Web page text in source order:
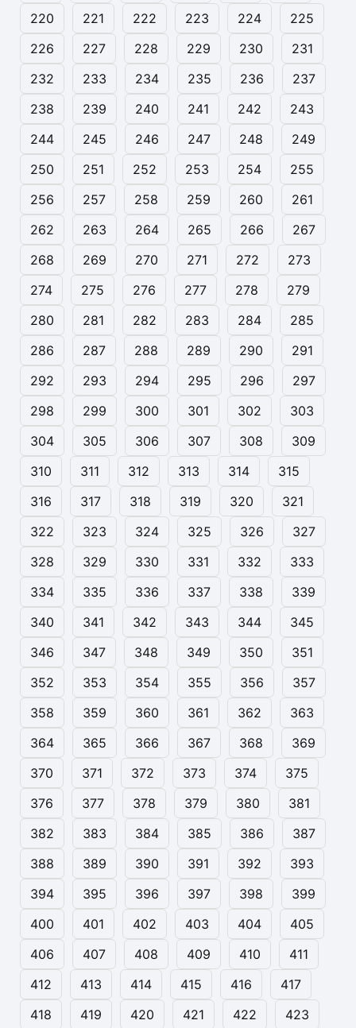
220
221 222 223 224
225
226
227 228 229 230
231
232
233 234 235 236
237
238
239 240 241 242
243
244
245 246 247 248
249
250
251 252 253 254
255
256
257 258 259 260
261
262
263 264 265 266
267
268
269 270 271 272
273
274
275 276 277 278
279
280
281 282 283 284
285
286
287 288 289 290
291
292
293 294 295 296
297
298
299 300 301 302
303
304
305 306 307 308
309
310
311 312 313 314
315
316
317 318 319 320
321
322
323 324 325 326
327
328
329 330 331 332
333
334
335 336 337 338
339
340
341 342 343 344
345
346
347 348 349 350
351
352
353 354 355 356
357
358
359 360 361 362
363
364
365 366 367 368
369
370
371 372 373 374
375
376
377 378 379 380
381
382
383 384 385 386
387
388
389 390 391 392
393
394
395 396 397 398
399
400
401 402 403 404
405
406
407 408 409 410
411
412
413 414 415 416
417
418
419 420 421 422 423